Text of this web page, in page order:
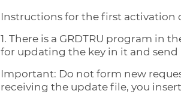
Instructions for the first activation
1. There is a GRDTRU program in
for updating the key in it and
Important: Do not form new
receiving the update file, you